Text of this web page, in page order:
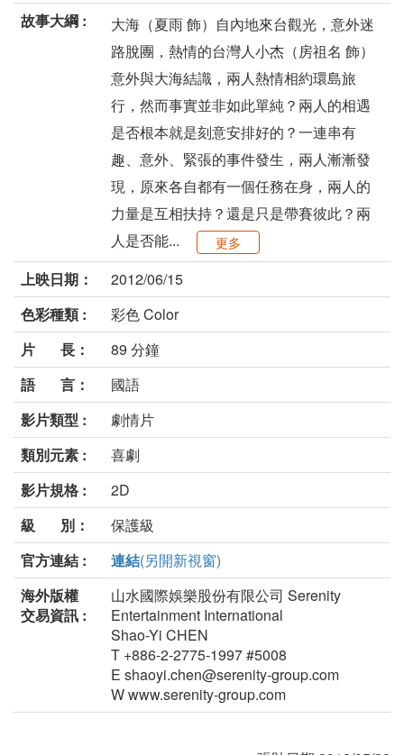
故事大綱 :
大海（夏雨 飾）自內地來台觀光，意外迷
路脫團，熱情的台灣人小杰（房祖名 飾）
意外與大海結識，兩人熱情相約環島旅
行，然而事實並非如此單純？兩人的相遇
是否根本就是刻意安排好的？一連串有
趣、意外、緊張的事件發生，兩人漸漸發
現，原來各自都有一個任務在身，兩人的
力量是互相扶持？還是只是帶賽彼此？兩
人是否能...
更多
上映日期：
2012/06/15
色彩種類 :
彩色 Color
片 長：
89 分鐘
語 言：
國語
影片類型 :
劇情片
類別元素 :
喜劇
影片規格 :
2D
級 別：
保護級
官方連結 :
連結(另開新視窗)
海外版權
交易資訊 :
山水國際娛樂股份有限公司 Serenity
Entertainment International
Shao-Yi CHEN
T +886-2-2775-1997 #5008
E shaoyi.chen@serenity-group.com
W www.serenity-group.com